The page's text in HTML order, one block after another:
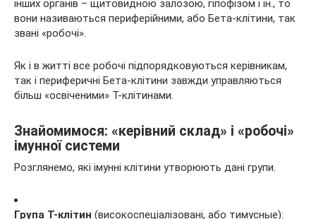
інших органів – щитовидною залозою, гіпофізом і ін., то
вони називаються периферійними, або Бета-клітини, так
звані «робочі».
Як і в житті все робочі підпорядковуються керівникам,
так і периферичні Бета-клітини завжди управляються
більш «освіченими» Т-клітинами.
Знайомимося: «керівний склад» і «робочі»
імунної системи
Розглянемо, які імунні клітини утворюють дані групи.
Група Т-клітин (високоспеціалізовані, або тимусные):